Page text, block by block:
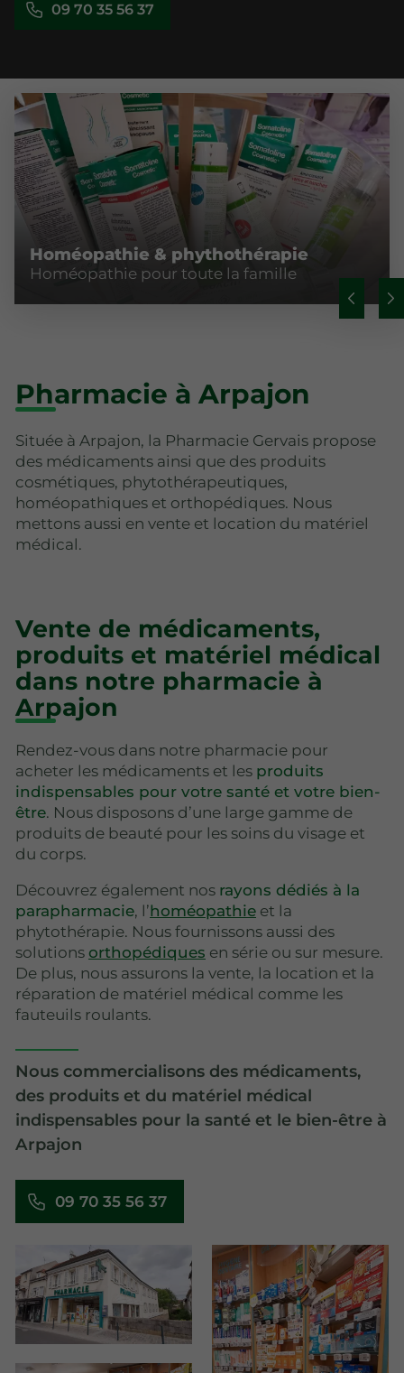
09 70 35 56 37
Homéopathie & phythothérapie
Homéopathie pour toute la famille
Pharmacie à Arpajon
Située à Arpajon, la Pharmacie Gervais propose
des médicaments ainsi que des produits
cosmétiques, phytothérapeutiques,
homéopathiques et orthopédiques. Nous
mettons aussi en vente et location du matériel
médical.
Vente de médicaments,
produits et matériel médical
dans notre pharmacie à
Arpajon
Rendez-vous dans notre pharmacie pour
acheter les médicaments et les produits
indispensables pour votre santé et votre bien-
être. Nous disposons d’une large gamme de
produits de beauté pour les soins du visage et
du corps.
Découvrez également nos rayons dédiés à la
parapharmacie, l’homéopathie et la
phytothérapie. Nous fournissons aussi des
solutions orthopédiques en série ou sur mesure.
De plus, nous assurons la vente, la location et la
réparation de matériel médical comme les
fauteuils roulants.
Nous commercialisons des médicaments,
des produits et du matériel médical
indispensables pour la santé et le bien-être à
Arpajon
09 70 35 56 37